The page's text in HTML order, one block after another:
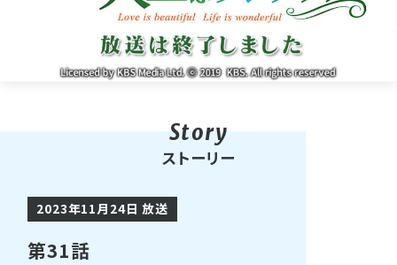
ストーリー
2023年11月24日 放送
第31話